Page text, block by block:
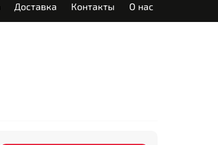
Доставка Контакты О нас